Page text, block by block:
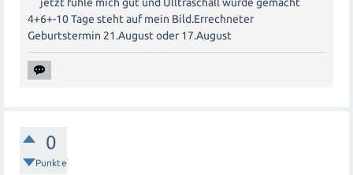
jetzt fühle mich gut und Ulltraschall würde gemacht
4+6+-10 Tage steht auf mein Bild.Errechneter
Geburtstermin 21.August oder 17.August
0
Punkte